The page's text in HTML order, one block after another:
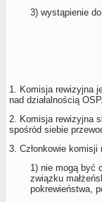
3) wystąpienie
1. Komisja rewizyjna
nad działalnością OSP.
2. Komisja rewizyjna
spośród siebie
3. Członkowie komisji
1) nie mogą być
związku
pokrewieństwa,